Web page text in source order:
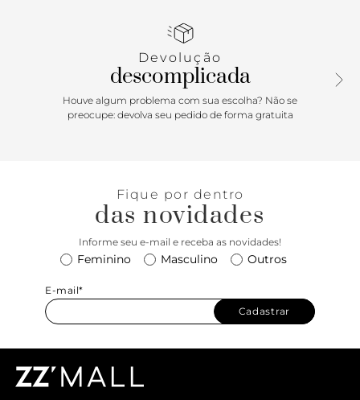
Devolução
descomplicada
Houve algum problema com sua escolha? Não se
preocupe: devolva seu pedido de forma gratuita
Fique por dentro
das novidades
Informe seu e-mail e receba as novidades!
Feminino Masculino Outros
E-mail*
Cadastrar